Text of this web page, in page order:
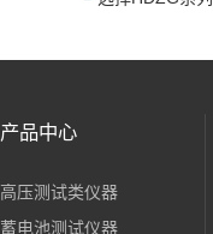
产品中心
高压测试类仪器
蓄电池测试仪器